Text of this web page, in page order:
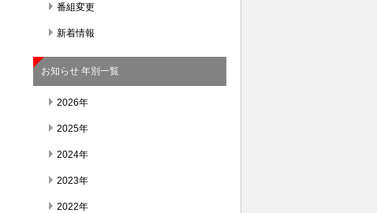
番組変更
新着情報
お知らせ 年別一覧
2026年
2025年
2024年
2023年
2022年